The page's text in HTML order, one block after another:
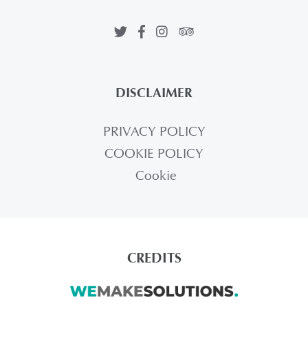
DISCLAIMER
PRIVACY POLICY
COOKIE POLICY
Cookie
CREDITS